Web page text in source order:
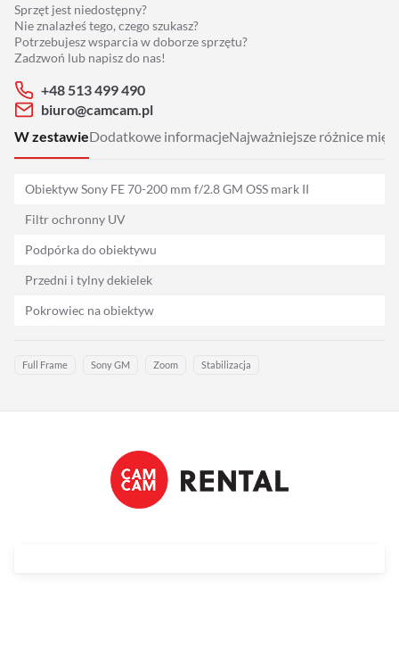
Sprzęt jest niedostępny?
Nie znalazłeś tego, czego szukasz?
Potrzebujesz wsparcia w doborze sprzętu?
Zadzwoń lub napisz do nas!
+48 513 499 490
biuro@camcam.pl
W zestawieDodatkowe informacjeNajważniejsze różnice
Obiektyw Sony FE 70-200 mm f/2.8 GM OSS mark II
Filtr ochronny UV
Podpórka do obiektywu
Przedni i tylny dekielek
Pokrowiec na obiektyw
Full Frame Sony GM Zoom Stabilizacja
Drony
Audio
Grip
Hot Head